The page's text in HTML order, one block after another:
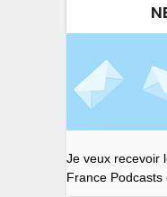
Je veux recevoir
France Podcasts